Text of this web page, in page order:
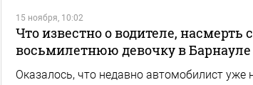
15 ноября, 10:02
Что известно о водителе, насмерть
восьмилетнюю девочку в Барнауле
Оказалось, что недавно автомобилист уже